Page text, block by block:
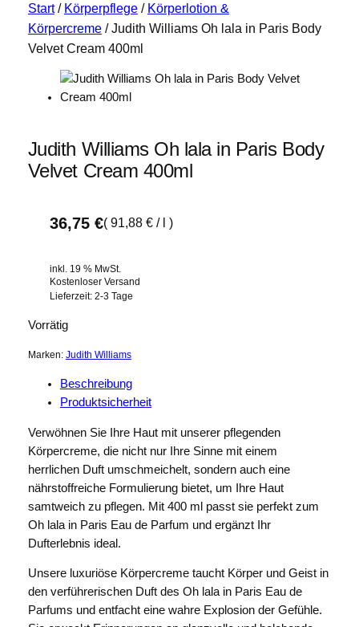
Start/ Körperpflege/ Körperlotion &
Körpercreme/ Judith Williams Oh lala in Paris Body
Velvet Cream 400ml
Judith Williams Oh lala in Paris Body
Velvet Cream 400ml
36,75 €( 91,88 €/ )
inkl. 19 % MwSt.
Kostenloser Versand
Lieferzeit: 2-3 Tage
Vorrätig
Marken: Judith Williams
Beschreibung
Produktsicherheit
Verwöhnen Sie Ihre Haut mit unserer pflegenden
Körpercreme, die nicht nur Ihre Sinne mit einem
herrlichen Duft umschmeichelt, sondern auch eine
nährstoffreiche Formulierung bietet, um Ihre Haut
samtweich zu pflegen. Mit 400 ml passt sie perfekt zum
Oh lala in Paris Eau de Parfum und ergänzt Ihr
Dufterlebnis ideal.
Unsere luxuriöse Körpercreme taucht Körper und Geist in
den verführerischen Duft des Oh lala in Paris Eau de
Parfums und entfacht eine wahre Explosion der Gefühle.